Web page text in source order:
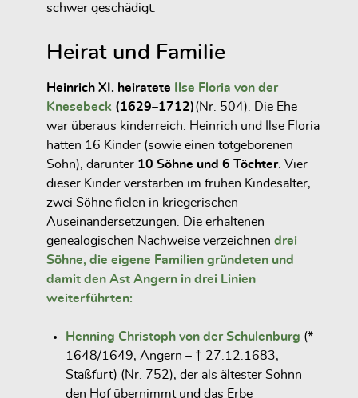
schwer geschädigt.
Heirat und Familie
Heinrich XI. heiratete
Ilse Floria von der
Knesebeck (1629–1712)(Nr. 504). Die Ehe
war überaus kinderreich: Heinrich und Ilse Floria
hatten 16 Kinder (sowie einen totgeborenen
Sohn), darunter 10 Söhne und 6 Töchter. Vier
dieser Kinder verstarben im frühen Kindesalter,
zwei Söhne fielen in kriegerischen
Auseinandersetzungen. Die erhaltenen
genealogischen Nachweise verzeichnen drei
Söhne, die eigene Familien gründeten und
damit den Ast Angern in drei Linien
weiterführten:
Henning Christoph von der Schulenburg (*
1648/1649, Angern – † 27.12.1683,
Staßfurt) (Nr. 752), der als ältester Sohnn
den Hof übernimmt und das Erbe